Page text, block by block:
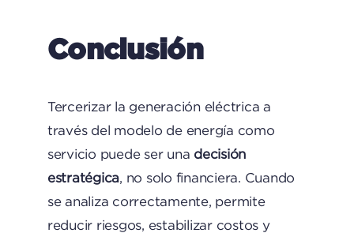
Conclusión
Tercerizar la generación eléctrica a
través del modelo de energía como
servicio puede ser una decisión
estratégica, no solo financiera. Cuando
se analiza correctamente, permite
reducir riesgos, estabilizar costos y